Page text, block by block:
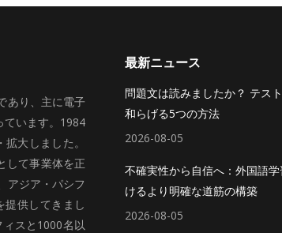
あり、主に電子
ています。1984
大しました。
して事業体を正
アジア・パシフ
提供してきまし
スと1000名以
最新ニュース
問題文は読みましたか？ テス
和らげる5つの方法
2026-08-05
不確実性から自信へ：外国語
けるより明確な道筋の構築
2026-08-05